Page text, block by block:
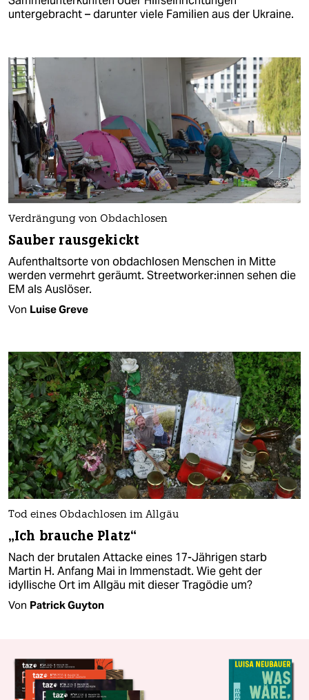
untergebracht – darunter viele Familien aus der Ukrai­ne.
Verdrängung von Obdachlosen
Sauber rausgekickt
Aufenthaltsorte von obdachlosen Menschen in Mitte
werden vermehrt geräumt. Street­wor­ke­r:in­nen sehen die
EM als Auslöser.
Von Luise Greve
Tod eines Obdachlosen im Allgäu
„Ich brauche Platz“
Nach der brutalen Attacke eines 17-Jährigen starb
Martin H. Anfang Mai in Immenstadt. Wie geht der
idyllische Ort im Allgäu mit dieser Tragödie um?
Von Patrick Guyton